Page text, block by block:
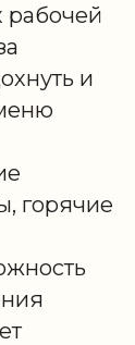
рабочей
и
горячие